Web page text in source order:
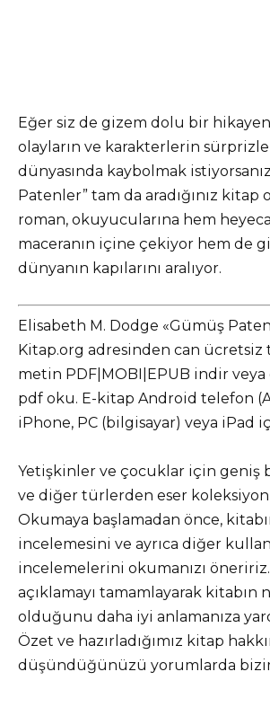
Eğer siz de gizem dolu bir
olayların ve karakterlerin
dünyasında kaybolmak
Patenler” tam da aradığınız kitap
roman, okuyucularına hem
maceranın içine çekiyor hem de
dünyanın kapılarını aralıyor.
Elisabeth M. Dodge «Gümüş
Kitap.org adresinden can
metin PDF|MOBI|EPUB indir
pdf oku. E-kitap Android telefon
iPhone, PC (bilgisayar) veya iPad
Yetişkinler ve çocuklar için geniş
ve diğer türlerden eser
Okumaya başlamadan önce,
incelemesini ve ayrıca diğer
incelemelerini okumanızı öneririz.
açıklamayı tamamlayarak kitabın
olduğunu daha iyi anlamanıza
Özet ve hazırladığımız kitap
düşündüğünüzü yorumlarda